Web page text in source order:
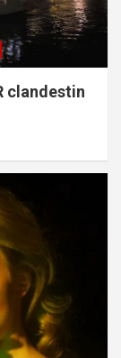
clandestin